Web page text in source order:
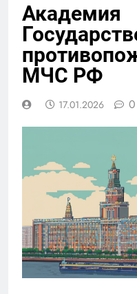
Академия
МЧС РФ
17.01.2026 0